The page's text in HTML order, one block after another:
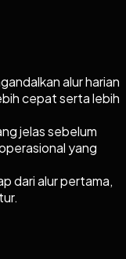
alur harian
cepat serta lebih
jelas sebelum
yang
dari alur pertama,